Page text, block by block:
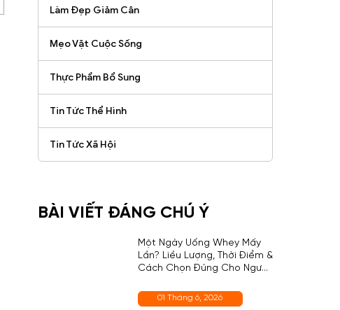
Làm Đẹp Giảm Cân
Mẹo Vặt Cuộc Sống
Thực Phẩm Bổ Sung
Tin Tức Thể Hình
Tin Tức Xã Hội
BÀI VIẾT ĐÁNG CHÚ Ý
Một Ngày Uống Whey Mấy
Lần? Liều Lượng, Thời Điểm &
Cách Chọn Đúng Cho Người
01 Tháng 6, 2026